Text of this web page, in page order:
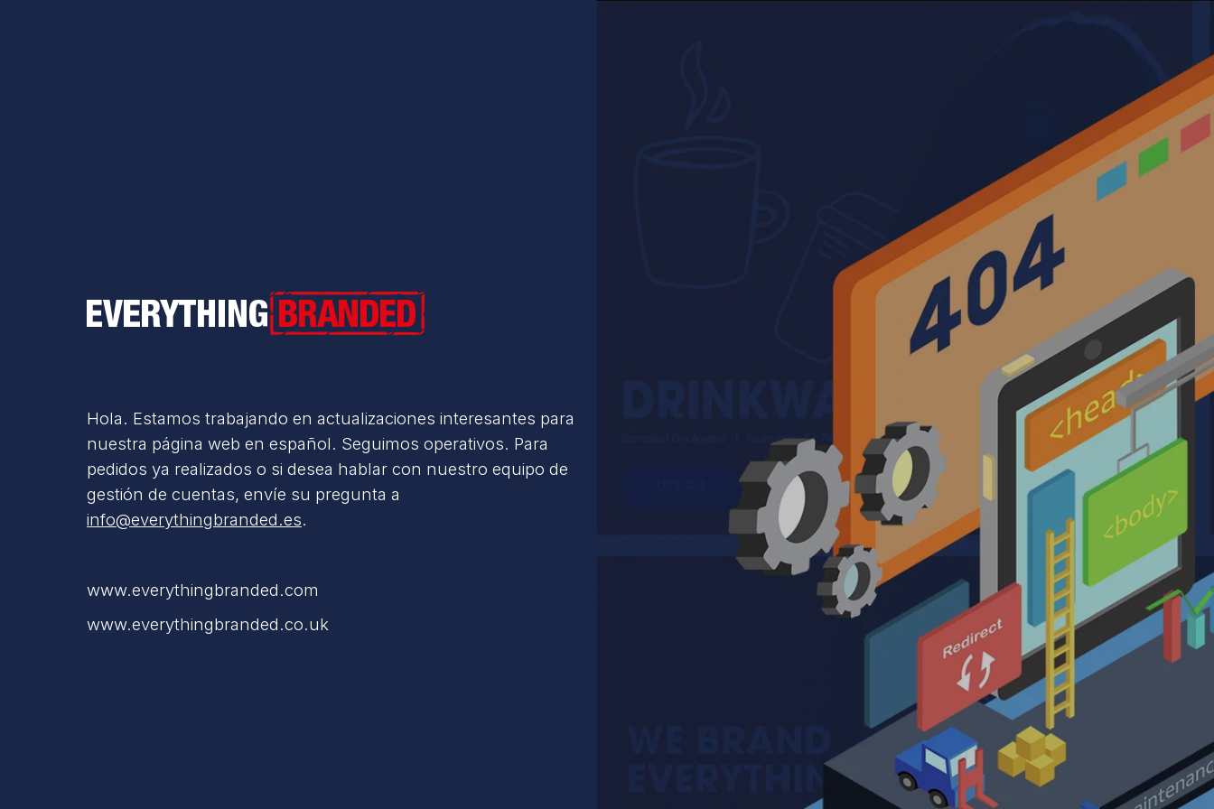
Everything Branded
Hola. Estamos trabajando en actualizaciones interesantes para
nuestra página web en español. Seguimos operativos. Para
pedidos ya realizados o si desea hablar con nuestro equipo de
gestión de cuentas, envíe su pregunta a
info@everythingbranded.es.
www.everythingbranded.com
www.everythingbranded.co.uk